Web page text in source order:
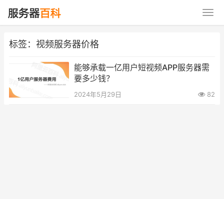
标签：视频服务器价格
能够承载一亿用户短视频APP服务器需
要多少钱？
2024年5月29日 82